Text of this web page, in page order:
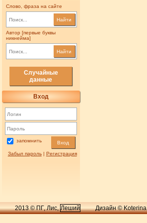
Слово, фраза на сайте
Найти
Автор [первые буквы
никнейма]
Найти
Случайные
данные
Вход
запомнить Вход
Забыл пароль| Регистрация
2013 © ПГ, Лис,Леший Дизайн © Koterina